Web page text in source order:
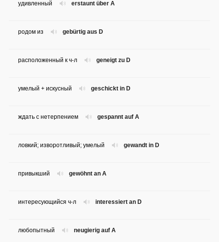
erstaunt über A
удивленный
gebürtig aus D
родом из
geneigt zu D
расположенный к ч-л
geschickt in D
умелый + искусный
gespannt auf A
ждать с нетерпением
gewandt in D
ловкий; изворотливый; умелый
gewöhnt an A
привыкший
interessiert an D
интересующийся ч-л
neugierig auf A
любопытный